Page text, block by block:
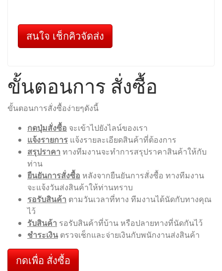
สนใจ เช็กคิวจัดส่ง
ขั้นตอนการ สั่งซื้อ
ขั้นตอนการสั่งซื้อง่ายๆดังนี้
กดปุ่มสั่งซื้อ จะเข้าไปยังไลน์ของเรา
แจ้งรายการ แจ้งรายละเอียดสินค้าที่ต้องการ
สรุปราคา ทางทีมงานจะทำการสรุปราคาสินค้าให้กับ
ท่าน
ยืนยันการสั่งซื้อ หลังจากยืนยันการสั่งซื้อ ทางทีมงาน
จะแจ้งวันส่งสินค้าให้ท่านทราบ
รอรับสินค้า ตามวันเวลาที่ทาง ทีมงานได้นัดกับทางคุณ
ไว้
รับสินค้า รอรับสินค้าที่บ้าน หรือปลายทางที่นัดกันไว้
ชำระเงิน ตรวจเช็กและจ่ายเงินกับพนักงานส่งสินค้า
กดเพื่อ สั่งซื้อ